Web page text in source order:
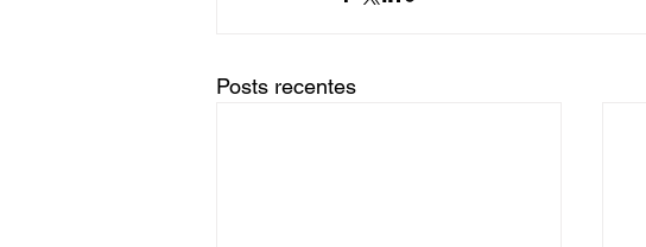
Posts recentes